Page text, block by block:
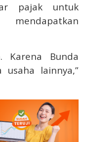
pajak untuk
Karena Bunda
lainnya,”